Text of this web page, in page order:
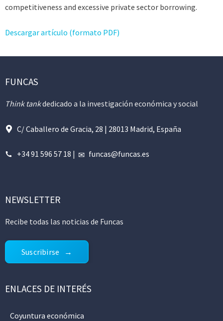
competitiveness and excessive private sector borrowing.
Descargar artículo (formato PDF)
FUNCAS
Think tankdedicado a la investigación económica y social
C/ Caballero de Gracia, 28 | 28013 Madrid, España
+34 91 596 57 18 | funcas@funcas.es
NEWSLETTER
Recibe todas las noticias de Funcas
Suscribirse
ENLACES DE INTERÉS
Coyuntura económica